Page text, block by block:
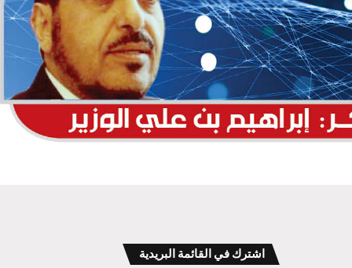
اشترك في القائمة البريدية